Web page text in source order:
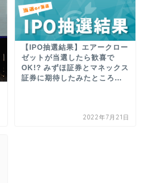
【IPO抽選結果】エアークロー
ゼットが当選したら歓喜で
OK!? みずほ証券とマネックス
証券に期待したみたところ…
2022年7月21日